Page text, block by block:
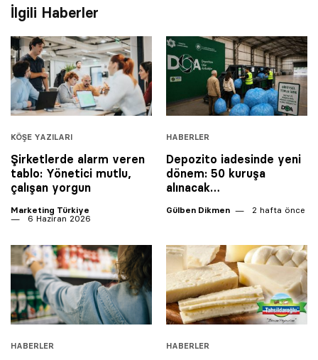
İlgili Haberler
KÖŞE YAZILARI
Şirketlerde alarm veren
tablo: Yönetici mutlu,
çalışan yorgun
Marketing Türkiye
6 Haziran 2026
HABERLER
Depozito iadesinde yeni
dönem: 50 kuruşa
alınacak…
Gülben Dikmen 2 hafta önce
HABERLER HABERLER